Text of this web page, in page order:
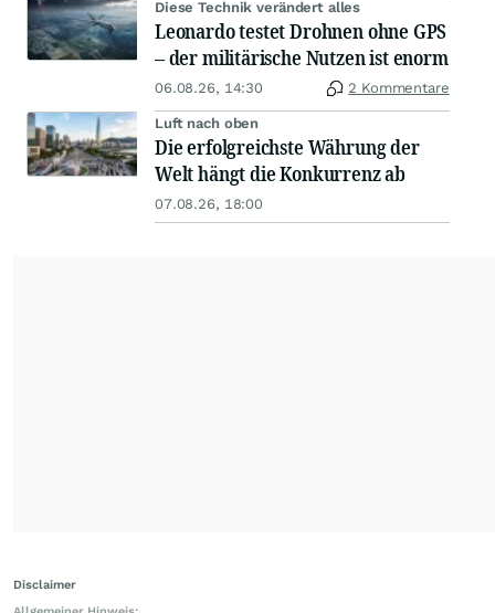
Diese Technik verändert alles
Leonardo testet Drohnen ohne GPS
– der militärische Nutzen ist enorm
06.08.26, 14:30 2 Kommentare
Luft nach oben
Die erfolgreichste Währung der
Welt hängt die Konkurrenz ab
07.08.26, 18:00
Disclaimer